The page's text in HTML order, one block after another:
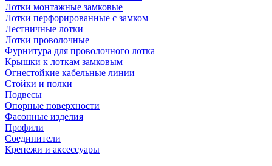
Лотки монтажные замковые
Лотки перфорированные с замком
Лестничные лотки
Лотки проволочные
Фурнитура для проволочного лотка
Крышки к лоткам замковым
Огнестойкие кабельные линии
Стойки и полки
Подвесы
Опорные поверхности
Фасонные изделия
Профили
Соединители
Крепежи и аксессуары